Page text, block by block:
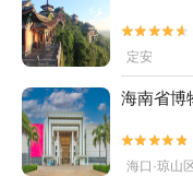


定安
海南省博


海口·琼山区